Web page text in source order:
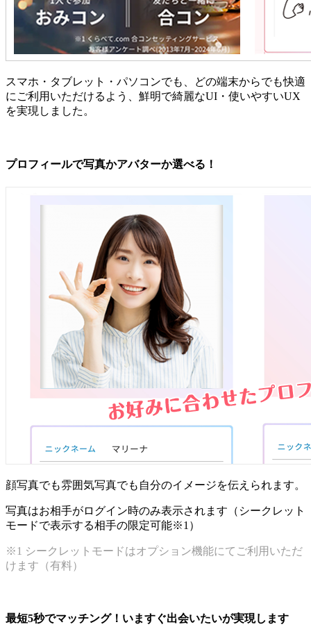
スマホ・タブレット・パソコンでも、どの端末からでも快適
にご利用いただけるよう、鮮明で綺麗なUI・使いやすいUX
を実現しました。
プロフィールで写真かアバターか選べる！
顔写真でも雰囲気写真でも自分のイメージを伝えられます。
写真はお相手がログイン時のみ表示されます（シークレット
モードで表示する相手の限定可能※1）
※1 シークレットモードはオプション機能にてご利用いただ
けます（有料）
最短5秒でマッチング！いますぐ出会いたいが実現します